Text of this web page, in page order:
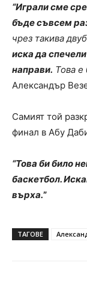
“Играли сме
бъде съвсем
чрез такива
иска да
направи. Това е
Александър
Самият той
финал в Абу
“Това би било
баскетбол.
върха.”
ТАГОВЕ